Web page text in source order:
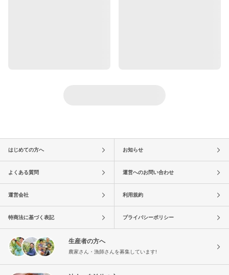
はじめての方へ お知らせ
よくある質問 運営へのお問い合わせ
運営会社 利用規約
特商法に基づく表記 プライバシーポリシー
生産者の方へ
農家さん・漁師さんを募集しています!